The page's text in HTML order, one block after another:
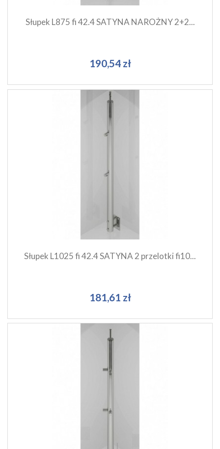
Słupek L875 fi 42.4 SATYNA NAROŻNY 2+2...
190,54 zł
Słupek L1025 fi 42.4 SATYNA 2 przelotki fi10...
181,61 zł